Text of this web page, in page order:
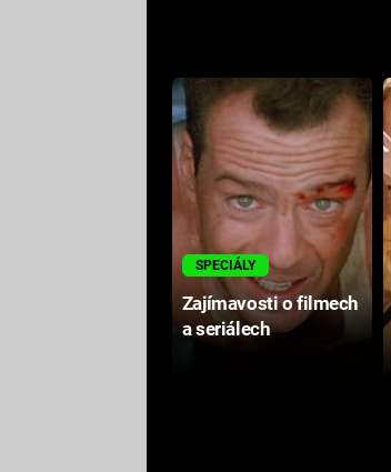
SPECIÁLY
Zajímavosti o filmech
a seriálech